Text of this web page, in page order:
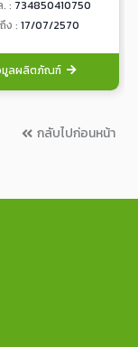
: 734850410750
ง : 17/07/2570
มูลผลิตภัณฑ์
กลับไปก่อนหน้า